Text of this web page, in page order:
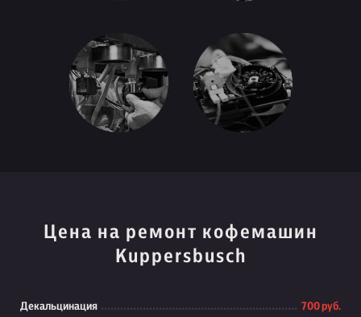
Цена на ремонт кофемашин
Kuppersbusch
Декальцинация 700 руб.